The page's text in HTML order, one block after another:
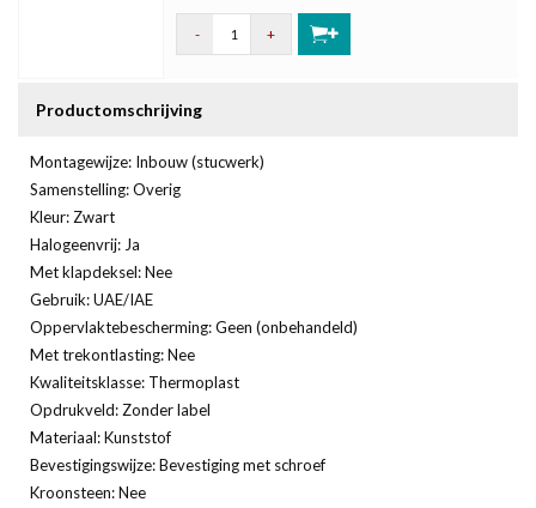
- +
Productomschrijving
Montagewijze: Inbouw (stucwerk)
Samenstelling: Overig
Kleur: Zwart
Halogeenvrij: Ja
Met klapdeksel: Nee
Gebruik: UAE/IAE
Oppervlaktebescherming: Geen (onbehandeld)
Met trekontlasting: Nee
Kwaliteitsklasse: Thermoplast
Opdrukveld: Zonder label
Materiaal: Kunststof
Bevestigingswijze: Bevestiging met schroef
Kroonsteen: Nee